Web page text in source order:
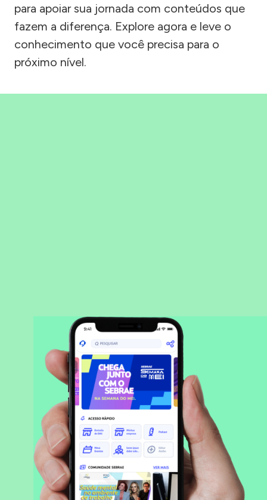
para apoiar sua jornada com conteúdos que
fazem a diferença. Explore agora e leve o
conhecimento que você precisa para o
próximo nível.